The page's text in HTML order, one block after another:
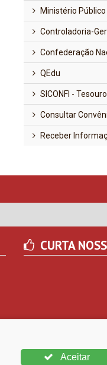
Ministério
Controladoria-
Confederação
QEdu
SICONFI -
Consultar
Receber
CURTA
Aceitar